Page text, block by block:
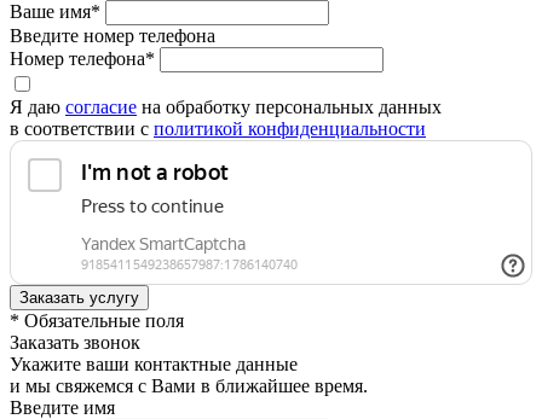
Ваше имя*
Введите номер телефона
Номер телефона*
Я даю согласие на обработку персональных данных
в соответствии с политикой конфиденциальности
* Обязательные поля
Заказать звонок
Укажите ваши контактные данные
и мы свяжемся с Вами в ближайшее время.
Введите имя